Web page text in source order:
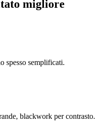
migliore
spesso semplificati.
blackwork per contrasto.